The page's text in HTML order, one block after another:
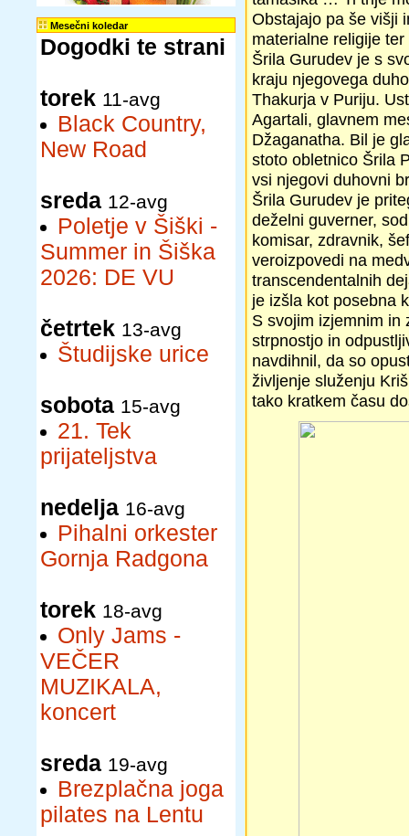
Mesečni koledar
Dogodki te strani
torek 11-avg
Black Country,
New Road
sreda 12-avg
Poletje v Šiški -
Summer in Šiška
2026: DE VU
četrtek 13-avg
Študijske urice
sobota 15-avg
21. Tek
prijateljstva
nedelja 16-avg
Pihalni orkester
Gornja Radgona
torek 18-avg
Only Jams -
VEČER
MUZIKALA,
koncert
sreda 19-avg
Brezplačna joga
pilates na Lentu
Obstajajo pa še višji
materialne religije
Šrila Gurudev je s
kraju njegovega
Thakurja v Puriju.
Agartali, glavnem
Džaganatha. Bil je
stoto obletnico Šrila
vsi njegovi duhovni
Šrila Gurudev je
deželni guverner,
komisar, zdravnik,
veroizpovedi na
transcendentalnih
je izšla kot posebna
S svojim izjemnim in
strpnostjo in
navdihnil, da so
življenje služenju
tako kratkem času